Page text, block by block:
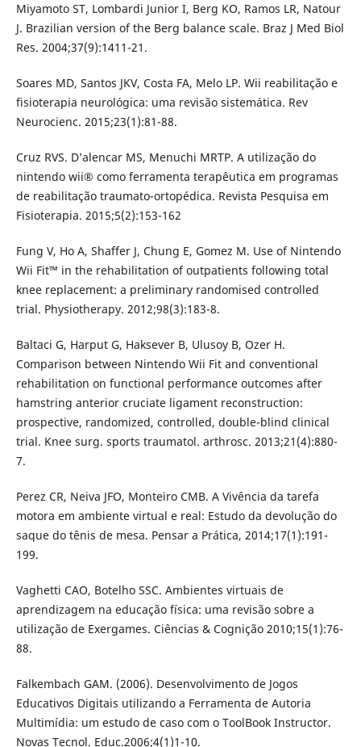
Miyamoto ST, Lombardi Junior I, Berg KO, Ramos LR, Natour
J. Brazilian version of the Berg balance scale. Braz J Med Biol
Res. 2004;37(9):1411-21.
Soares MD, Santos JKV, Costa FA, Melo LP. Wii reabilitação e
fisioterapia neurológica: uma revisão sistemática. Rev
Neurocienc. 2015;23(1):81-88.
Cruz RVS. D’alencar MS, Menuchi MRTP. A utilização do
nintendo wii® como ferramenta terapêutica em programas
de reabilitação traumato-ortopédica. Revista Pesquisa em
Fisioterapia. 2015;5(2):153-162
Fung V, Ho A, Shaffer J, Chung E, Gomez M. Use of Nintendo
Wii Fit™ in the rehabilitation of outpatients following total
knee replacement: a preliminary randomised controlled
trial. Physiotherapy. 2012;98(3):183-8.
Baltaci G, Harput G, Haksever B, Ulusoy B, Ozer H.
Comparison between Nintendo Wii Fit and conventional
rehabilitation on functional performance outcomes after
hamstring anterior cruciate ligament reconstruction:
prospective, randomized, controlled, double-blind clinical
trial. Knee surg. sports traumatol. arthrosc. 2013;21(4):880-
7.
Perez CR, Neiva JFO, Monteiro CMB. A Vivência da tarefa
motora em ambiente virtual e real: Estudo da devolução do
saque do tênis de mesa. Pensar a Prática, 2014;17(1):191-
199.
Vaghetti CAO, Botelho SSC. Ambientes virtuais de
aprendizagem na educação física: uma revisão sobre a
utilização de Exergames. Ciências & Cognição 2010;15(1):76-
88.
Falkembach GAM. (2006). Desenvolvimento de Jogos
Educativos Digitais utilizando a Ferramenta de Autoria
Multimídia: um estudo de caso com o ToolBook Instructor.
Novas Tecnol. Educ.2006;4(1)1-10.